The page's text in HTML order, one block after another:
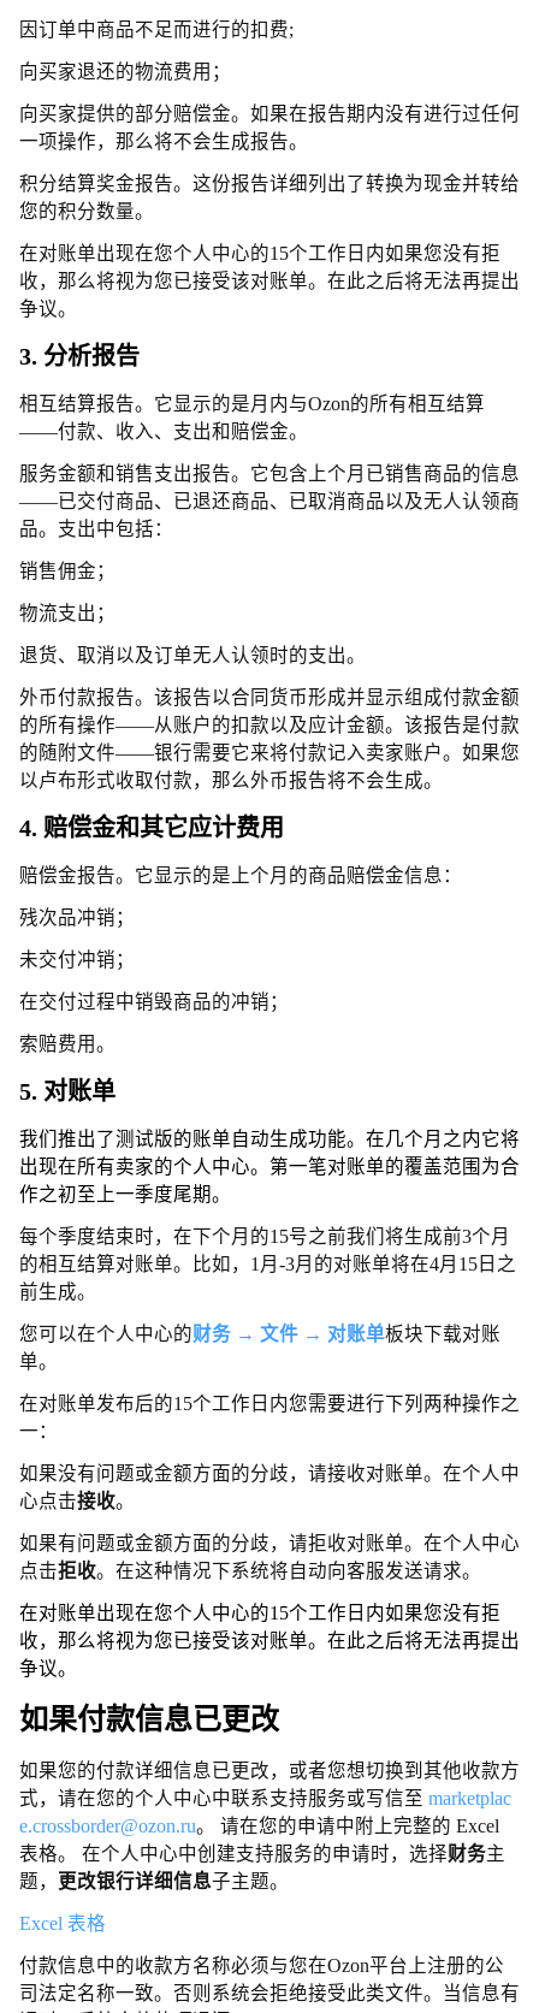
因订单中商品不足而进行的扣费;
向买家退还的物流费用；
向买家提供的部分赔偿金。如果在报告期内没有进行过任何
一项操作，那么将不会生成报告。
积分结算奖金报告。这份报告详细列出了转换为现金并转给
您的积分数量。
在对账单出现在您个人中心的15个工作日内如果您没有拒
收，那么将视为您已接受该对账单。在此之后将无法再提出
争议。
3. 分析报告
相互结算报告。它显示的是月内与Ozon的所有相互结算
——付款、收入、支出和赔偿金。
服务金额和销售支出报告。它包含上个月已销售商品的信息
——已交付商品、已退还商品、已取消商品以及无人认领商
品。支出中包括：
销售佣金；
物流支出；
退货、取消以及订单无人认领时的支出。
外币付款报告。该报告以合同货币形成并显示组成付款金额
的所有操作——从账户的扣款以及应计金额。该报告是付款
的随附文件——银行需要它来将付款记入卖家账户。如果您
以卢布形式收取付款，那么外币报告将不会生成。
4. 赔偿金和其它应计费用
赔偿金报告。它显示的是上个月的商品赔偿金信息：
残次品冲销；
未交付冲销；
在交付过程中销毁商品的冲销；
索赔费用。
5. 对账单
我们推出了测试版的账单自动生成功能。在几个月之内它将
出现在所有卖家的个人中心。第一笔对账单的覆盖范围为合
作之初至上一季度尾期。
每个季度结束时，在下个月的15号之前我们将生成前3个月
的相互结算对账单。比如，1月-3月的对账单将在4月15日之
前生成。
您可以在个人中心的财务 → 文件 → 对账单板块下载对账
单。
在对账单发布后的15个工作日内您需要进行下列两种操作之
一：
如果没有问题或金额方面的分歧，请接收对账单。在个人中
心点击接收。
如果有问题或金额方面的分歧，请拒收对账单。在个人中心
点击拒收。在这种情况下系统将自动向客服发送请求。
在对账单出现在您个人中心的15个工作日内如果您没有拒
收，那么将视为您已接受该对账单。在此之后将无法再提出
争议。
如果付款信息已更改
如果您的付款详细信息已更改，或者您想切换到其他收款方
式，请在您的个人中心中联系支持服务或写信至 marketplac
e.crossborder@ozon.ru。 请在您的申请中附上完整的 Excel
表格。 在个人中心中创建支持服务的申请时，选择财务主
题，
更改银行详细信息子主题。
Excel 表格
付款信息中的收款方名称必须与您在Ozon平台上注册的公
司法定名称一致。否则系统会拒绝接受此类文件。当信息有